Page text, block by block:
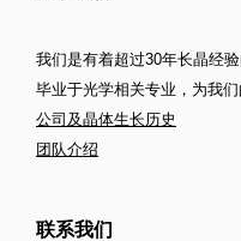
我们是有着超过30年长晶经
毕业于光学相关专业，为我们
公司及晶体生长历史
团队介绍
联系我们